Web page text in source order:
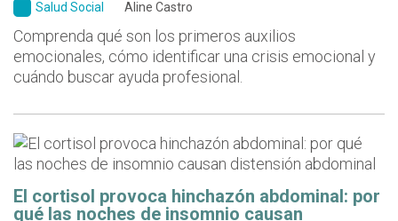
Salud Social Aline Castro
Comprenda qué son los primeros auxilios
emocionales, cómo identificar una crisis emocional y
cuándo buscar ayuda profesional.
El cortisol provoca hinchazón abdominal: por
qué las noches de insomnio causan